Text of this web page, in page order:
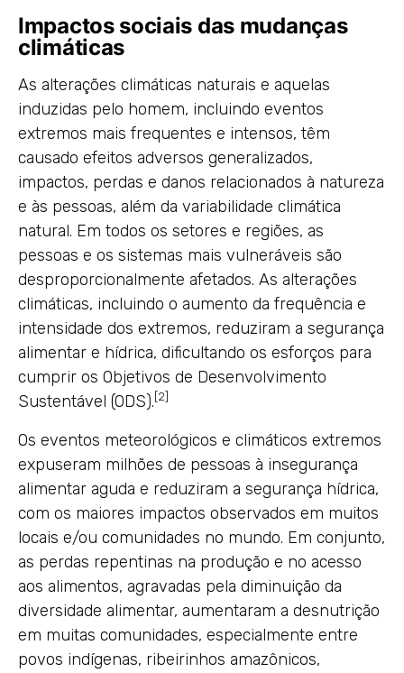
Impactos sociais das mudanças
climáticas
As alterações climáticas naturais e aquelas
induzidas pelo homem, incluindo eventos
extremos mais frequentes e intensos, têm
causado efeitos adversos generalizados,
impactos, perdas e danos relacionados à natureza
e às pessoas, além da variabilidade climática
natural. Em todos os setores e regiões, as
pessoas e os sistemas mais vulneráveis são
desproporcionalmente afetados. As alterações
climáticas, incluindo o aumento da frequência e
intensidade dos extremos, reduziram a segurança
alimentar e hídrica, dificultando os esforços para
cumprir os Objetivos de Desenvolvimento
Sustentável (ODS).[2]
Os eventos meteorológicos e climáticos extremos
expuseram milhões de pessoas à insegurança
alimentar aguda e reduziram a segurança hídrica,
com os maiores impactos observados em muitos
locais e/ou comunidades no mundo. Em conjunto,
as perdas repentinas na produção e no acesso
aos alimentos, agravadas pela diminuição da
diversidade alimentar, aumentaram a desnutrição
em muitas comunidades, especialmente entre
povos indígenas, ribeirinhos amazônicos,